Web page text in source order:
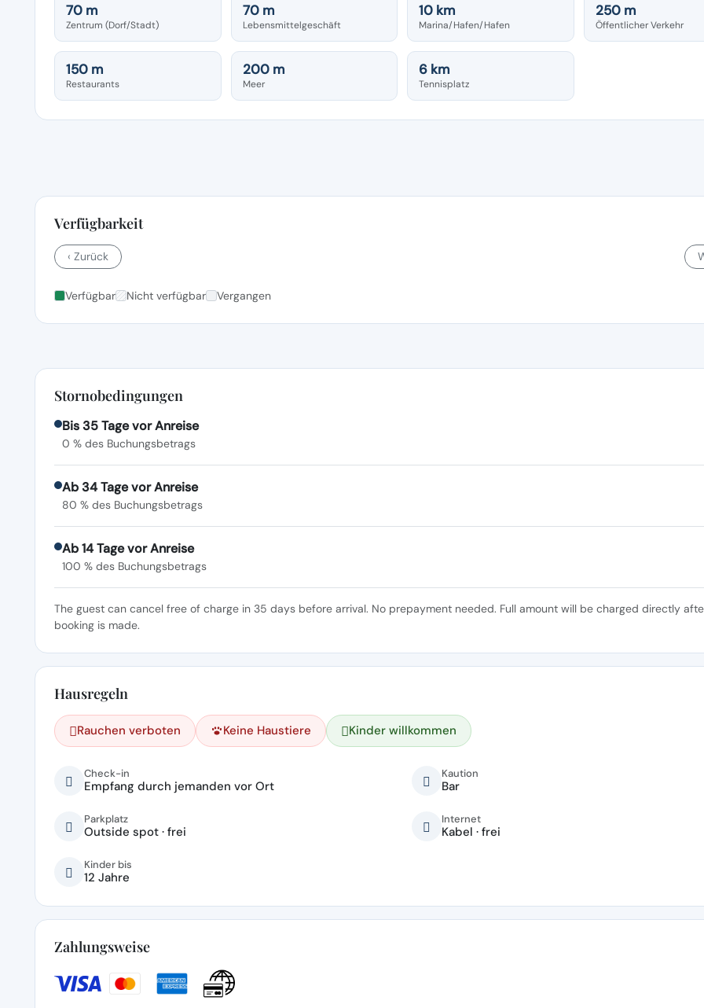
70 m
Zentrum (Dorf/Stadt)
70 m
Lebensmittelgeschäft
10 km
Marina/Hafen/Hafen
250 m
Öffentlicher Verkehr
150 m
Restaurants
200 m
Meer
6 km
Tennisplatz
Verfügbarkeit
‹ Zurück
Verfügbar Nicht verfügbar Vergangen
Stornobedingungen
Bis 35 Tage vor Anreise
0 % des Buchungsbetrags
Ab 34 Tage vor Anreise
80 % des Buchungsbetrags
Ab 14 Tage vor Anreise
100 % des Buchungsbetrags
The guest can cancel free of charge in 35 days before arrival. No prepayment needed. Full amount will be charged directly
booking is made.
Hausregeln
Rauchen verboten Keine Haustiere Kinder willkommen
Check-in
Empfang durch jemanden vor Ort
Kaution
Bar
Parkplatz
Outside spot · frei
Internet
Kabel · frei
Kinder bis
12 Jahre
Zahlungsweise